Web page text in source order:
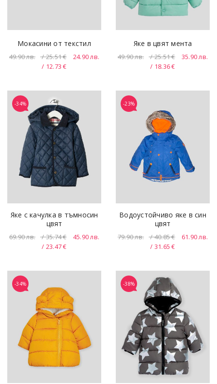
Мокасини от текстил
49.90лв. / 25.51 € 24.90лв.
/ 12.73 €
Яке в цвят мента
49.90лв. / 25.51 € 35.90лв.
/ 18.36 €
-34%
Яке с качулка в тъмносин
цвят
69.90лв. / 35.74 € 45.90лв.
/ 23.47 €
-23%
Водоустойчиво яке в син
цвят
79.90лв. / 40.85 € 61.90лв.
/ 31.65 €
-34% -38%